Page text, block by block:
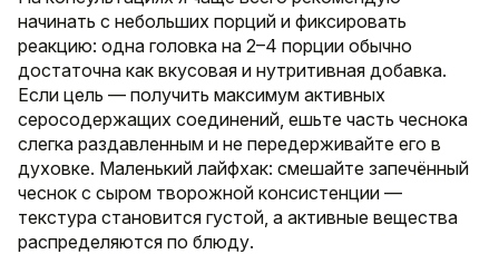
начинать с небольших порций и фиксировать
реакцию: одна головка на 2–4 порции обычно
достаточна как вкусовая и нутритивная добавка.
Если цель — получить максимум активных
серосодержащих соединений, ешьте часть чеснока
слегка раздавленным и не передерживайте его в
духовке. Маленький лайфхак: смешайте запечённый
чеснок с сыром творожной консистенции —
текстура становится густой, а активные вещества
распределяются по блюду.